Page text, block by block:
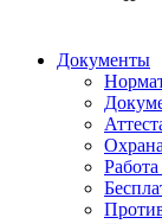
Документы